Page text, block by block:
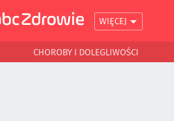
WIĘCEJ
CHOROBY I DOLEGLIWOŚCI